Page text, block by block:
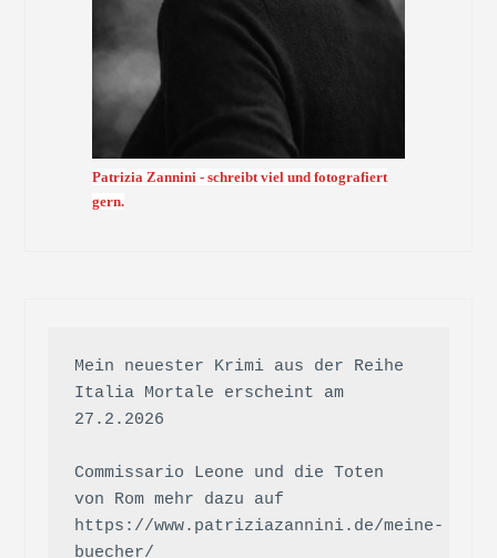
Patrizia Zannini - schreibt viel und fotografiert
gern.
Mein neuester Krimi aus der Reihe
Italia Mortale erscheint am
27.2.2026
Commissario Leone und die Toten
https://www.patriziazannini.de/meine-
buecher/